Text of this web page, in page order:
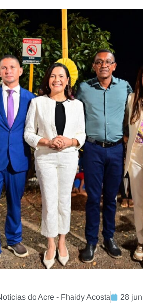
do Acre - Fhaidy Acosta 28